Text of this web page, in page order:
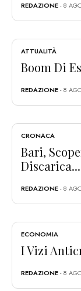
REDAZIONE- 8
ATTUALITÀ
Boom Di
REDAZIONE- 8
CRONACA
Bari,
Discarica...
REDAZIONE- 8
ECONOMIA
I Vizi
REDAZIONE- 8